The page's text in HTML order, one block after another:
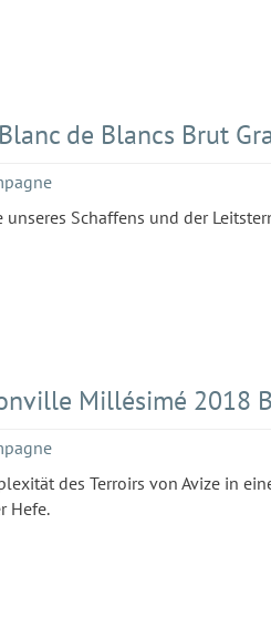
de Blancs Brut
Schaffens und der
Millésimé 2018
des Terroirs von Avize in
Hefe.